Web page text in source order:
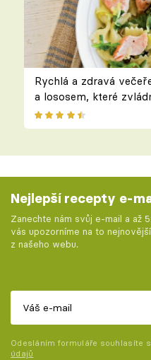
Rychlá a zdravá
a lososem, které
Nejlepší recepty e-
Zanechte nám svůj e-mail a až
vás upozorníme na to
z našeho webu.
Odesláním formuláře souhlasíte s
údajů